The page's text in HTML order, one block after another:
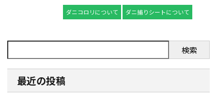
ダニコロリについて ダニ捕りシートについて
検索
最近の投稿